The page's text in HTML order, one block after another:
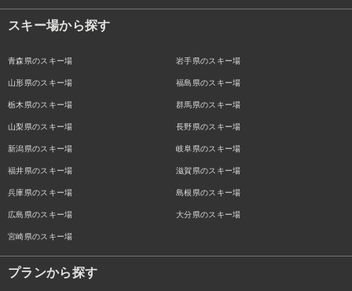
スキー場から探す
青森県のスキー場 岩手県のスキー場
山形県のスキー場 福島県のスキー場
栃木県のスキー場 群馬県のスキー場
山梨県のスキー場 長野県のスキー場
新潟県のスキー場 岐阜県のスキー場
福井県のスキー場 滋賀県のスキー場
兵庫県のスキー場 島根県のスキー場
広島県のスキー場 大分県のスキー場
宮崎県のスキー場
プランから探す